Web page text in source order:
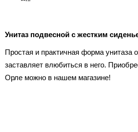
Унитаз подвесной с жестким
Простая и практичная форма унитаза
заставляет влюбиться в него.
Орле можно в нашем магазине!